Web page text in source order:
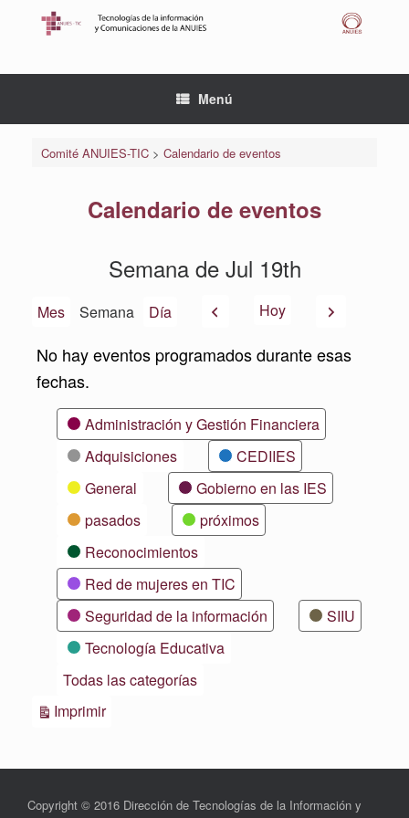
Menú
Comité ANUIES-TIC> Calendario de eventos
Calendario de eventos
Semana de Jul 19th
Mes Semana Día AnteriorHoy Siguiente
No hay eventos programados durante esas
fechas.
CategoríasAdministración y Gestión Financiera
Adquisiciones
CEDIIES
General
Gobierno en las IES
pasados
próximos
Reconocimientos
Red de mujeres en TIC
Seguridad de la información
SIIU
Tecnología Educativa
Todas las categorías
ImprimirVistas
Copyright © 2016 Dirección de Tecnologías de la Información y